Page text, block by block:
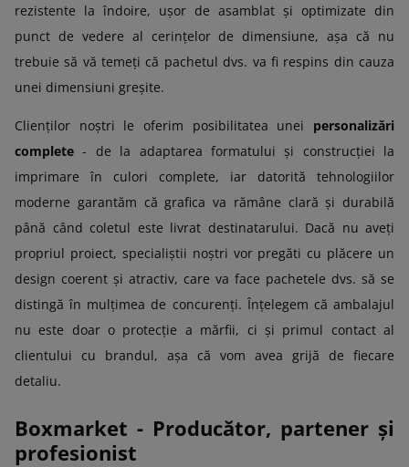
rezistente la îndoire, ușor de asamblat și optimizate din
punct de vedere al cerințelor de dimensiune, așa că nu
trebuie să vă temeți că pachetul dvs. va fi respins din cauza
unei dimensiuni greșite.
Clienților noștri le oferim posibilitatea unei personalizări
complete - de la adaptarea formatului și construcției la
imprimare în culori complete, iar datorită tehnologiilor
moderne garantăm că grafica va rămâne clară și durabilă
până când coletul este livrat destinatarului. Dacă nu aveți
propriul proiect, specialiștii noștri vor pregăti cu plăcere un
design coerent și atractiv, care va face pachetele dvs. să se
distingă în mulțimea de concurenți. Înțelegem că ambalajul
nu este doar o protecție a mărfii, ci și primul contact al
clientului cu brandul, așa că vom avea grijă de fiecare
detaliu.
Boxmarket - Producător, partener și
profesionist